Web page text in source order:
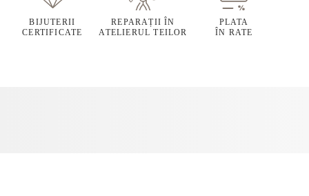
BIJUTERII
CERTIFICATE
REPARAȚII ÎN
ATELIERUL TEILOR
PLATA
ÎN RATE